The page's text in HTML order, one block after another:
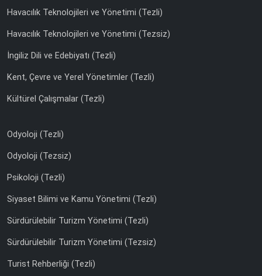
Havacılık Teknolojileri ve Yönetimi (Tezli)
Havacılık Teknolojileri ve Yönetimi (Tezsiz)
İngiliz Dili ve Edebiyatı (Tezli)
Kent, Çevre ve Yerel Yönetimler (Tezli)
Kültürel Çalışmalar (Tezli)
Odyoloji (Tezli)
Odyoloji (Tezsiz)
Psikoloji (Tezli)
Siyaset Bilimi ve Kamu Yönetimi (Tezli)
Sürdürülebilir Turizm Yönetimi (Tezli)
Sürdürülebilir Turizm Yönetimi (Tezsiz)
Turist Rehberliği (Tezli)